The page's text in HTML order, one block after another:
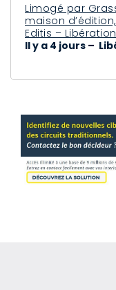
Limogé par
maison
Editis – Libération
Il y a 4 jours –